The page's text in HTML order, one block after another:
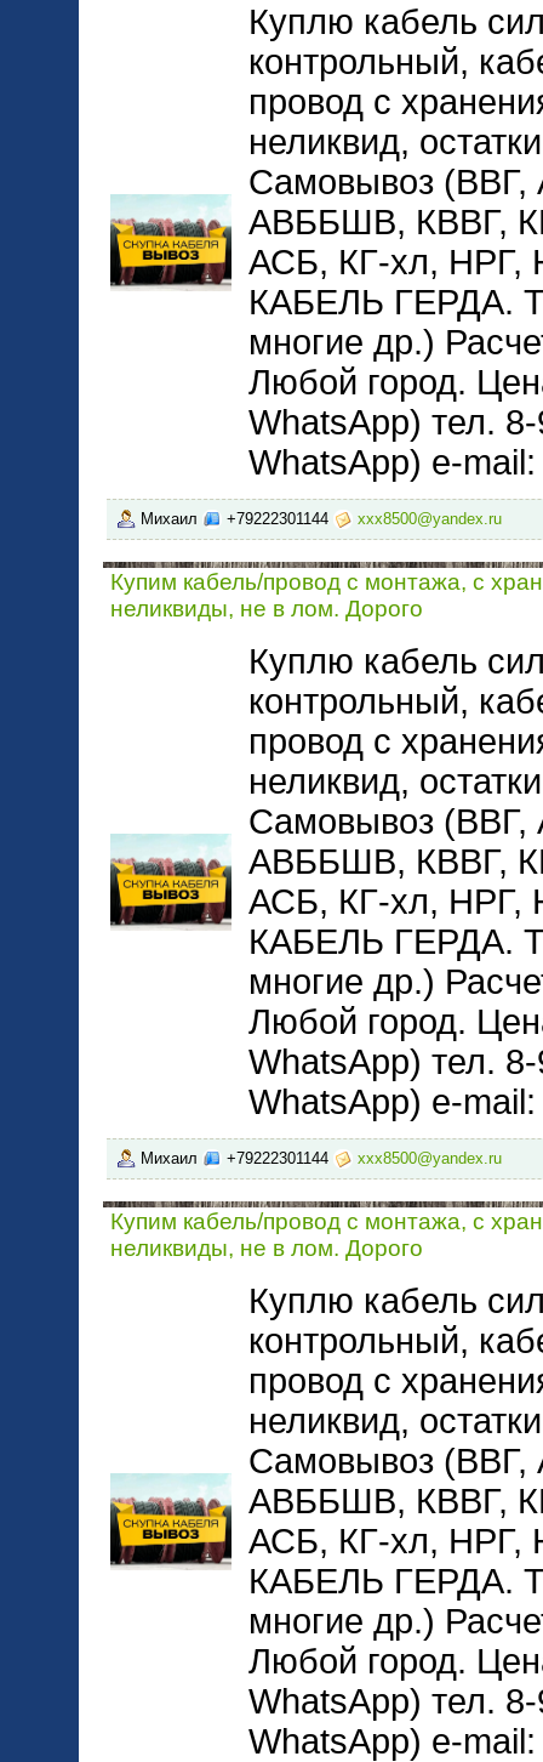
Куплю кабель
контрольный,
провод с
неликвид,
Самовывоз
АВББШВ, КВВГ,
АСБ, КГ-хл,
КАБЕЛЬ ГЕРДА.
многие др.)
Любой город.
WhatsApp) тел.
WhatsApp) e-
Михаил +79222301144 xxx8500@yandex.ru
Купим кабель/провод с монтажа, с
неликвиды, не в лом. Дорого
Куплю кабель
контрольный,
провод с
неликвид,
Самовывоз
АВББШВ, КВВГ,
АСБ, КГ-хл,
КАБЕЛЬ ГЕРДА.
многие др.)
Любой город.
WhatsApp) тел.
WhatsApp) e-
Михаил +79222301144 xxx8500@yandex.ru
Купим кабель/провод с монтажа, с
неликвиды, не в лом. Дорого
Куплю кабель
контрольный,
провод с
неликвид,
Самовывоз
АВББШВ, КВВГ,
АСБ, КГ-хл,
КАБЕЛЬ ГЕРДА.
многие др.)
Любой город.
WhatsApp) тел.
WhatsApp) e-